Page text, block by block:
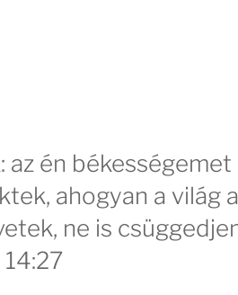
az én
ahogyan a világ
ne is